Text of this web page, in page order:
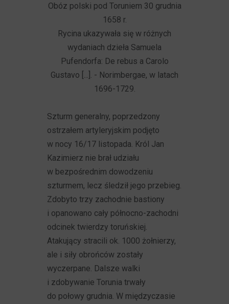
Obóz polski pod Toruniem 30 grudnia
1658 r.
Rycina ukazywała się w różnych
wydaniach dzieła Samuela
Pufendorfa: De rebus a Carolo
Gustavo [...]. - Norimbergae, w latach
1696-1729.
Szturm generalny, poprzedzony
ostrzałem artyleryjskim podjęto
w nocy 16/17 listopada. Król Jan
Kazimierz nie brał udziału
w bezpośrednim dowodzeniu
szturmem, lecz śledził jego przebieg.
Zdobyto trzy zachodnie bastiony
i opanowano cały północno-zachodni
odcinek twierdzy toruńskiej.
Atakujący stracili ok. 1000 żołnierzy,
ale i siły obrońców zostały
wyczerpane. Dalsze walki
i zdobywanie Torunia trwały
do połowy grudnia. W międzyczasie